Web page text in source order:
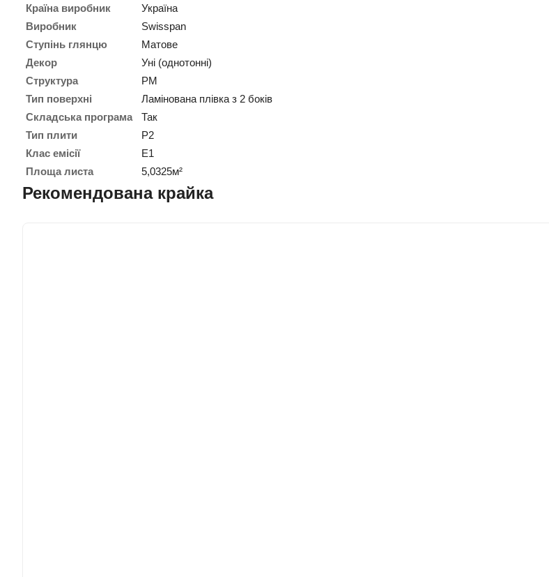
Країна виробник
Україна
Виробник
Swisspan
Ступінь глянцю
Матове
Декор
Уні (однотонні)
Структура
PM
Тип поверхні
Ламінована плівка з 2 боків
Складська програма
Так
Тип плити
P2
Клас емісії
E1
Площа листа
5,0325м²
Рекомендована крайка